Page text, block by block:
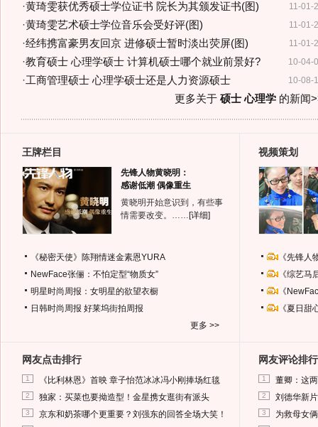
11-01-
·黄琦雯获优秀硕士学位证书 院长为其颁发证书(图)
11-01-
·黄琦雯艺术硕士学位音乐会受好评(图)
11-01-
·经纬携富豪男友回京 进修硕士暂时淡出荧屏(图)
10-04-
·教育硕士 心理学硕士 计算机硕士哪个就业前景好?
10-08-
·工商管理硕士 心理学硕士还是人力资源硕士
更多关于 硕士 心理学的新闻
王牌栏目
先锋人物黄晓明：
感谢低潮 偶像重生
黄晓明开始意识到，有些事
情需要改变。…… [详细]
《秘密天使》陈翔情迷金素恩YURA
NewFace张俪：不怕定型“物质女”
明星时尚周报：女明星的欲望衣橱
日韩时尚周报 好莱坞街拍周报
更多 >>
视频策划
《先锋
《综艺
《
《夏日
网友点击排行
1 《比利林恩》首映 章子怡范冰冰冯小刚捧场红毯
2 独家：买菜也要拗造型！金星携女逛街有派头
3 京东和奶茶哪个更重要？刘强东的回答全场大笑！
网友评论排行
1 董卿：这
2 刘德华新
3 为救母女